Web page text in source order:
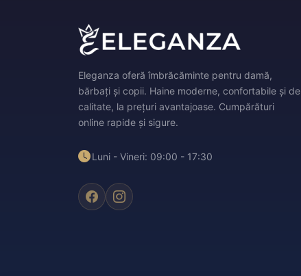
Eleganza oferă îmbrăcăminte pentru damă,
bărbați și copii. Haine moderne, confortabile și de
calitate, la prețuri avantajoase. Cumpărături
online rapide și sigure.
Luni - Vineri: 09:00 - 17:30